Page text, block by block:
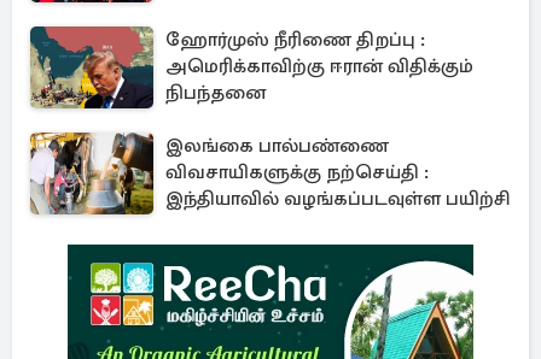
ஹோர்முஸ் நீரிணை திறப்பு :
அமெரிக்காவிற்கு ஈரான் விதிக்கும்
நிபந்தனை
இலங்கை பால்பண்ணை
விவசாயிகளுக்கு நற்செய்தி :
இந்தியாவில் வழங்கப்படவுள்ள பயிற்சி